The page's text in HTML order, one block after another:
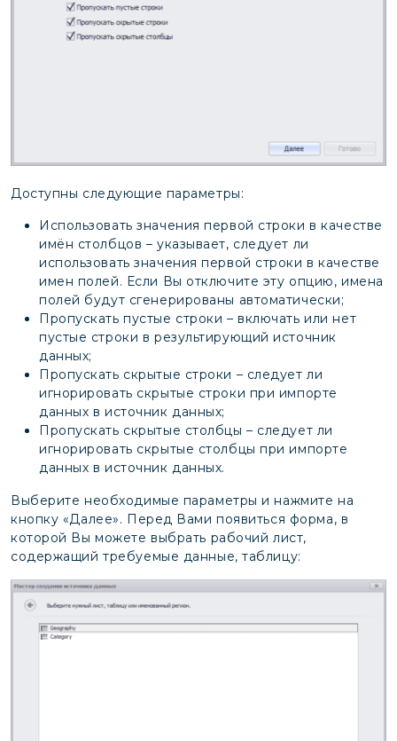
Доступны следующие параметры:
Использовать значения первой строки в качестве
имён столбцов – указывает, следует ли
использовать значения первой строки в качестве
имен полей. Если Вы отключите эту опцию, имена
полей будут сгенерированы автоматически;
Пропускать пустые строки – включать или нет
пустые строки в результирующий источник
данных;
Пропускать скрытые строки – следует ли
игнорировать скрытые строки при импорте
данных в источник данных;
Пропускать скрытые столбцы – следует ли
игнорировать скрытые столбцы при импорте
данных в источник данных.
Выберите необходимые параметры и нажмите на
кнопку «Далее». Перед Вами появиться форма, в
которой Вы можете выбрать рабочий лист,
содержащий требуемые данные, таблицу: